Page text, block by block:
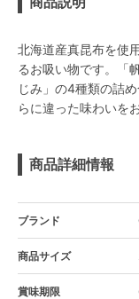
北海道産真昆布を使
るお吸い物です。「
じみ」の4種類の詰
らに違った味わいを
商品詳細情報
ブランド
商品サイズ
賞味期限